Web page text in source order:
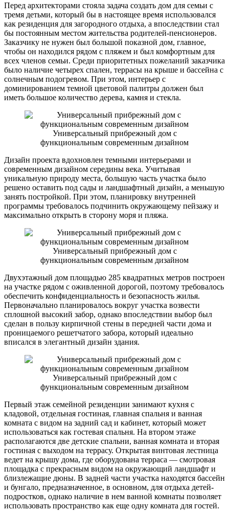
Перед архитекторами стояла задача создать дом для семьи с
тремя детьми, который бы в настоящее время использовался
как резиденция для загородного отдыха, а впоследствии стал
бы постоянным местом жительства родителей-пенсионеров.
Заказчику не нужен был большой показной дом, главное,
чтобы он находился рядом с пляжем и был комфортным для
всех членов семьи. Среди приоритетных пожеланий заказчика
было наличие четырех спален, террасы на крыше и бассейна с
солнечным подогревом. При этом, интерьер с
доминированием темной цветовой палитры должен был
иметь большое количество дерева, камня и стекла.
Универсальный прибрежный дом с
функциональным современным дизайном
Дизайн проекта вдохновлен темными интерьерами и
современным дизайном середины века. Учитывая
уникальную природу места, большую часть участка было
решено оставить под сады и ландшафтный дизайн, а меньшую
занять постройкой. При этом, планировку внутренней
программы требовалось подчинить окружающему пейзажу и
максимально открыть в сторону моря и пляжа.
Универсальный прибрежный дом с
функциональным современным дизайном
Двухэтажный дом площадью 285 квадратных метров построен
на участке рядом с оживленной дорогой, поэтому требовалось
обеспечить конфиденциальность и безопасность жилья.
Первоначально планировалось вокруг участка возвести
сплошной высокий забор, однако впоследствии выбор был
сделан в пользу кирпичной стены в передней части дома и
проницаемого решетчатого забора, который идеально
вписался в элегантный дизайн здания.
Универсальный прибрежный дом с
функциональным современным дизайном
Первый этаж семейной резиденции занимают кухня с
кладовой, отдельная гостиная, главная спальня и ванная
комната с видом на задний сад и кабинет, который может
использоваться как гостевая спальня. На втором этаже
располагаются две детские спальни, ванная комната и вторая
гостиная с выходом на террасу. Открытая винтовая лестница
ведет на крышу дома, где оборудована терраса — смотровая
площадка с прекрасным видом на окружающий ландшафт и
близлежащие дюны. В задней части участка находятся бассейн
и бунгало, предназначенное, в основном, для отдыха детей-
подростков, однако наличие в нем ванной комнаты позволяет
использовать пространство как еще одну комната для гостей.